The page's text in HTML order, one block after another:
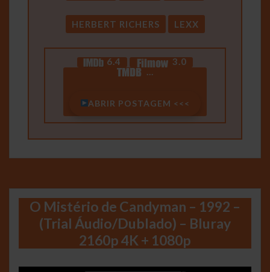
HERBERT RICHERS LEXX
6.4
3.0
…
ABRIR POSTAGEM <<<
O Mistério de Candyman – 1992 –
(Trial Áudio/Dublado) – Bluray
2160p 4K + 1080p